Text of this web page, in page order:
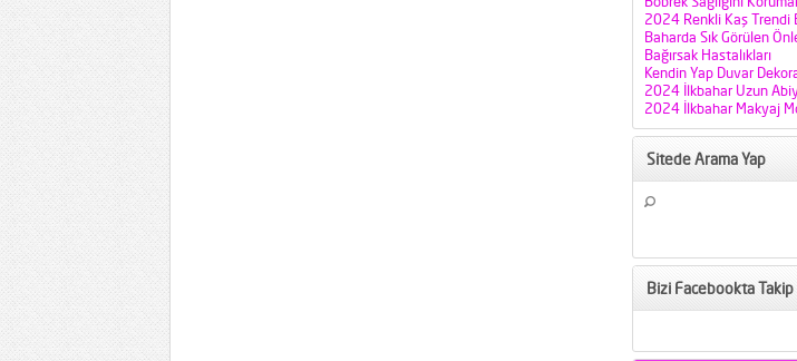
2024 Renkli Kaş Trendi
Baharda Sık Görülen
Bağırsak Hastalıkları
Kendin Yap Duvar
2024 İlkbahar Uzun
2024 İlkbahar Makyaj
Sitede Arama Yap
Bizi Facebookta Takip